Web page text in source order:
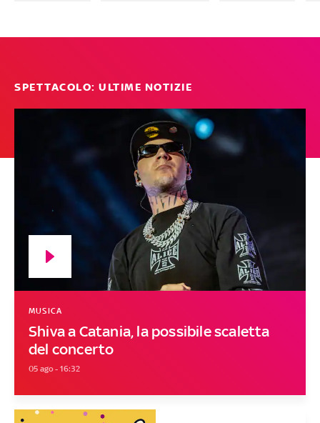
SPETTACOLO: ULTIME NOTIZIE
Shiva a Catania, la possibile scaletta
del concerto
MUSICA
05 ago - 16:32